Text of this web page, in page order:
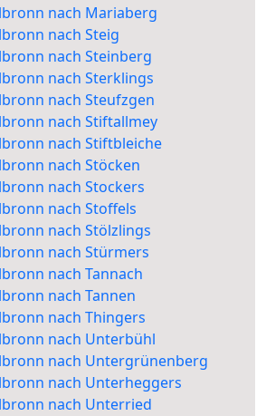
nach Mariaberg
nach Steig
nach Steinberg
nach Sterklings
nach Steufzgen
nach Stiftallmey
nach Stiftbleiche
nach Stöcken
nach Stockers
nach Stoffels
nach Stölzlings
nach Stürmers
nach Tannach
nach Tannen
nach Thingers
nach Unterbühl
nach Untergrünenberg
nach Unterheggers
nach Unterried